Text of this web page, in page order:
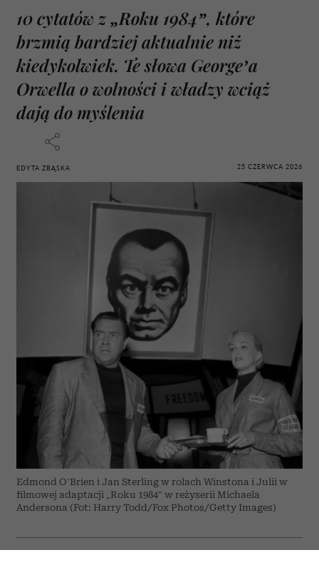
10 cytatów z „Roku 1984”, które
brzmią bardziej aktualnie niż
kiedykolwiek. Te słowa George’a
Orwella o wolności i władzy wciąż
dają do myślenia
EDYTA ZBĄSKA 25 CZERWCA 2026
Edmond O’Brien i Jan Sterling w rolach Winstona i Julii w
filmowej adaptacji „Roku 1984” w reżyserii Michaela
Andersona (Fot: Harry Todd/Fox Photos/Getty Images)